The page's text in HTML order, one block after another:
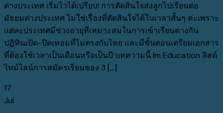
ต่างประเทศ เริ่มไวได้เปรียบ! การตัดสินใจส่งลูกไปเรียนต่อ
มัธยมต่างประเทศ ไม่ใช่เรื่องที่ตัดสินใจได้ในเวลาสั้นๆ ค่ะเพราะ
แต่ละประเทศมีช่วงอายุที่เหมาะสมในการเข้าเรียนต่างกัน
ปฏิทินเปิด-ปิดเทอมที่ไม่ตรงกับไทย และมีขั้นตอนเตรียมเอกสาร
ที่ต้องใช้เวลาเป็นเดือนหรือเป็นปี บทความนี้ Im Education ลิสต์
ไทม์ไลน์การสมัครเรียนของ 3 [...]
17
Jul